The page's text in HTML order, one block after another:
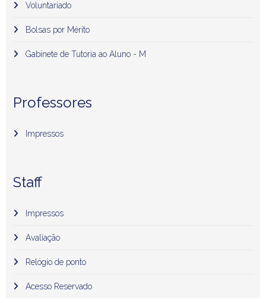
Voluntariado
Bolsas por Mérito
Gabinete de Tutoria ao Aluno - M
Professores
Impressos
Staff
Impressos
Avaliação
Relógio de ponto
Acesso Reservado